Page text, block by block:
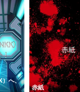
）へ、
赤紙